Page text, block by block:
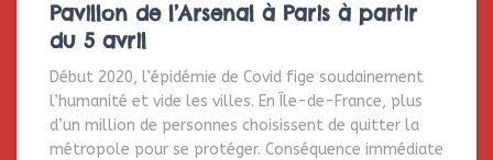
Pavillon de l’Arsenal à Paris à partir
du 5 avril
Début 2020, l’épidémie de Covid fige soudainement
l’humanité et vide les villes. En Île-de-France, plus
d’un million de personnes choisissent de quitter la
métropole pour se protéger. Conséquence immédiate